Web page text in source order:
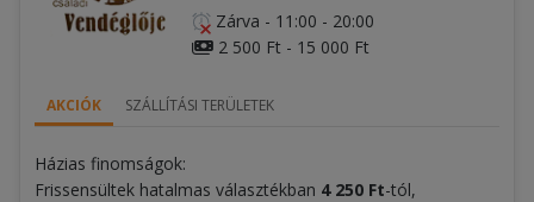
Zárva - 11:00 - 20:00
2 500 Ft - 15 000 Ft
AKCIÓK SZÁLLÍTÁSI TERÜLETEK
Házias finomságok:
Frissensültek hatalmas választékban 4 250 Ft-tól,